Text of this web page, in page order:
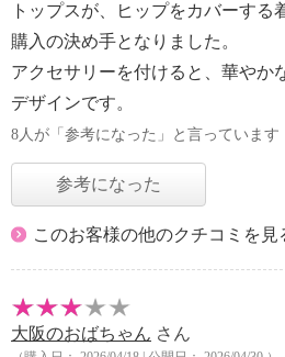
トップスが、ヒップをカバーする
購入の決め手となりました。
アクセサリーを付けると、華やか
デザインです。
8人が「参考になった」と言っています
参考になった
このお客様の他のクチコミを見
大阪のおばちゃん さん